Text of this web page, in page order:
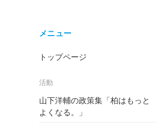
メニュー
トップページ
活動
山下洋輔の政策集「柏はもっと
よくなる。」